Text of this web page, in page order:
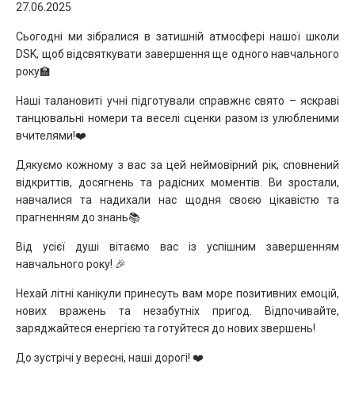
27.06.2025
Сьогодні ми зібралися в затишній атмосфері нашої школи
DSK, щоб відсвяткувати завершення ще одного навчального
року🏫
Наші талановиті учні підготували справжнє свято – яскраві
танцювальні номери та веселі сценки разом із улюбленими
вчителями!❤️
Дякуємо кожному з вас за цей неймовірний рік, сповнений
відкриттів, досягнень та радісних моментів. Ви зростали,
навчалися та надихали нас щодня своєю цікавістю та
прагненням до знань📚
Від усієї душі вітаємо вас із успішним завершенням
навчального року! 🎉
Нехай літні канікули принесуть вам море позитивних емоцій,
нових вражень та незабутніх пригод. Відпочивайте,
заряджайтеся енергією та готуйтеся до нових звершень!
До зустрічі у вересні, наші дорогі! ❤️